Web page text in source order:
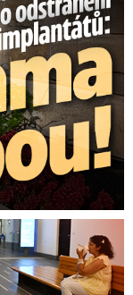
pracovní doby?